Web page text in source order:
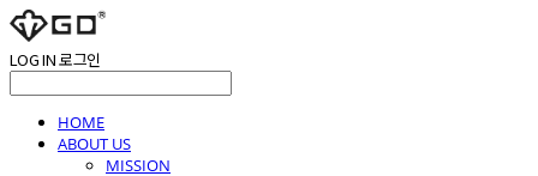
LOG IN로그인
HOME
ABOUT US
MISSION